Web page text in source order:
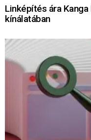
Linképítés ára
kínálatában